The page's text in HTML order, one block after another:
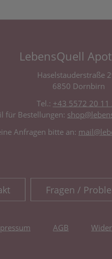
LebensQuell
Haselstauderstraße
6850 Dornbirn
Tel.: +43 5572 20 11
für Bestellungen:
Anfragen bitte an:
Fragen /
AGB